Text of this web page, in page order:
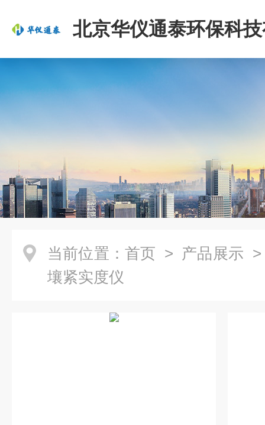
北京华仪通泰环保科
司
当前位置： 首页 > 产品展示
壤紧实度仪